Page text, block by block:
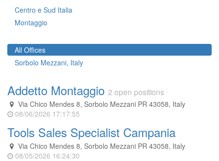
Centro e Sud Italia
Montaggio
All Offices
Sorbolo Mezzani, Italy
Addetto Montaggio 2 open positions
Via Chico Mendes 8, Sorbolo Mezzani PR 43058, Italy
08/06/2026 17:17:55
Tools Sales Specialist Campania
Via Chico Mendes 8, Sorbolo Mezzani PR 43058, Italy
08/05/2026 16:24:30